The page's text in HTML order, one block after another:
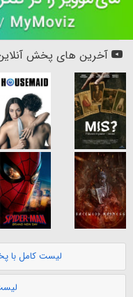
آخرین های پخش
لیست کامل با